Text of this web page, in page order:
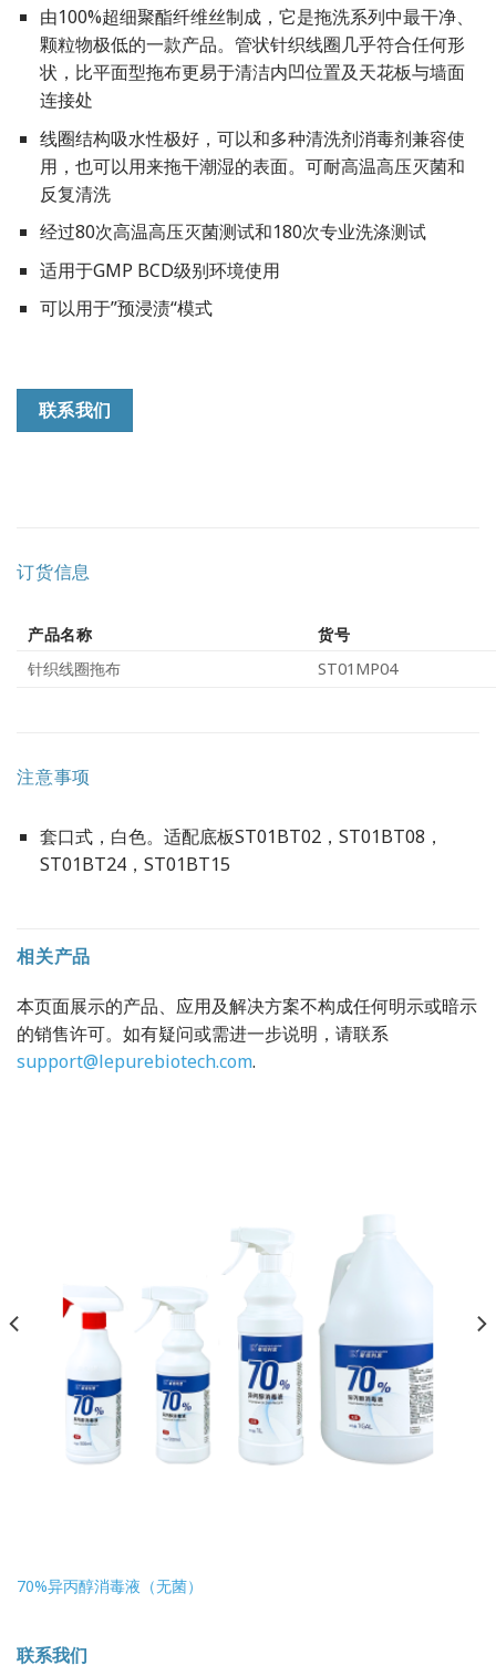
由100%超细聚酯纤维丝制成，它是拖洗系列中最干净、
颗粒物极低的一款产品。管状针织线圈几乎符合任何形
状，比平面型拖布更易于清洁内凹位置及天花板与墙面
连接处
线圈结构吸水性极好，可以和多种清洗剂消毒剂兼容使
用，也可以用来拖干潮湿的表面。可耐高温高压灭菌和
反复清洗
经过80次高温高压灭菌测试和180次专业洗涤测试
适用于GMP BCD级别环境使用
可以用于”预浸渍“模式
联系我们
订货信息
产品名称
货号
针织线圈拖布
ST01MP04
注意事项
套口式，白色。适配底板ST01BT02，ST01BT08，
ST01BT24，ST01BT15
相关产品
本页面展示的产品、应用及解决方案不构成任何明示或暗示
的销售许可。如有疑问或需进一步说明，请联系
support@lepurebiotech.com.
70%异丙醇消毒液（无菌）
联系我们